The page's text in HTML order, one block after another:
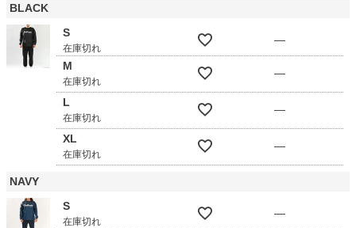
BLACK
S
在庫切れ
—
M
在庫切れ
—
L
在庫切れ
—
XL
在庫切れ
—
NAVY
S
在庫切れ
—